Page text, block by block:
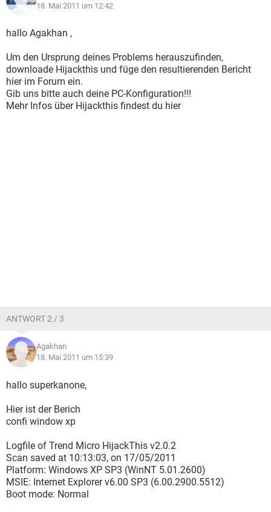
18. Mai 2011 um 12:42
hallo Agakhan ,
Um den Ursprung deines Problems herauszufinden,
downloade Hijackthis und füge den resultierenden Bericht
hier im Forum ein.
Gib uns bitte auch deine PC-Konfiguration!!!
Mehr Infos über Hijackthis findest du hier
ANTWORT 2 / 3
Agakhan
18. Mai 2011 um 15:39
hallo superkanone,
Hier ist der Berich
confi window xp
Logfile of Trend Micro HijackThis v2.0.2
Scan saved at 10:13:03, on 17/05/2011
Platform: Windows XP SP3 (WinNT 5.01.2600)
MSIE: Internet Explorer v6.00 SP3 (6.00.2900.5512)
Boot mode: Normal